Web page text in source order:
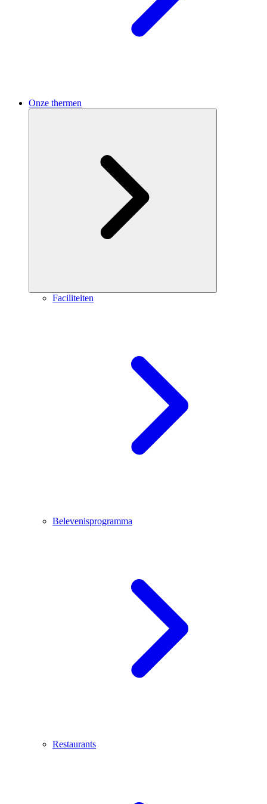
Onze thermen
Faciliteiten
Belevenisprogramma
Restaurants